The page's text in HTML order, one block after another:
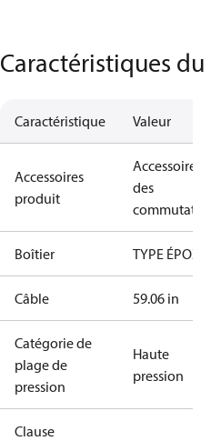
Caractéristiques
Caractéristique Valeur
Accessoires
produit
Accessoires
des
commutateurs
Boîtier TYPE ÉPOXY
Câble 59.06 in
Catégorie de
plage de
pression
Haute
pression
Clause